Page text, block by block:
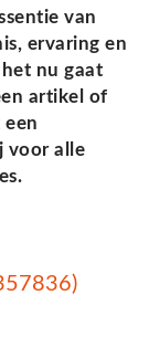
van
ervaring en
nu gaat
artikel of
voor alle